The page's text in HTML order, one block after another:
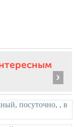
›